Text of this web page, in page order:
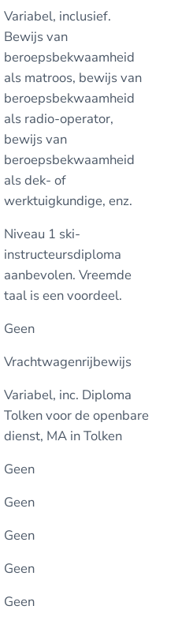
Variabel, inclusief.
Bewijs van
beroepsbekwaamheid
als matroos, bewijs van
beroepsbekwaamheid
als radio-operator,
bewijs van
beroepsbekwaamheid
als dek- of
werktuigkundige, enz.
Niveau 1 ski-
instructeursdiploma
aanbevolen. Vreemde
taal is een voordeel.
Geen
Vrachtwagenrijbewijs
Variabel, inc. Diploma
Tolken voor de openbare
dienst, MA in Tolken
Geen
Geen
Geen
Geen
Geen